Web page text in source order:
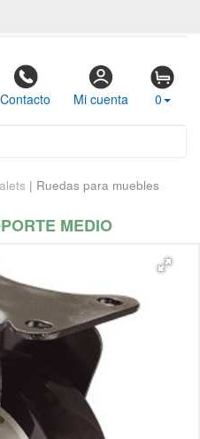
Contacto Mi cuenta 0
| Ruedas para muebles
MEDIO